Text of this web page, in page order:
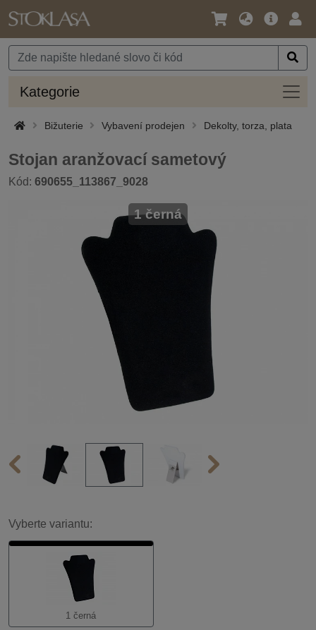
Jazyk
Měna
Hlavní
Kategorie
Bižuterie Vybavení prodejen Dekolty, torza, plata
Stojan aranžovací sametový
Kód: 690655_113867_9028
1 černá
Vyberte variantu:
1 černá